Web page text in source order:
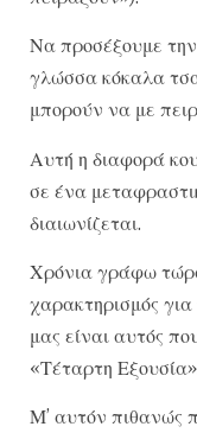
Να προσέξουμε
γλώσσα κόκαλα
μπορούν να με
Αυτή η διαφορά
σε ένα
διαιωνίζεται.
Χρόνια γράφω τώρα
χαρακτηρισμός
μας είναι αυτός
«Τέταρτη
Μ’ αυτόν πιθανώς